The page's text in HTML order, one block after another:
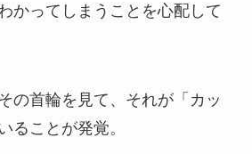
かってしまうことを心配して
の首輪を見て、それが「カッ
ることが発覚。